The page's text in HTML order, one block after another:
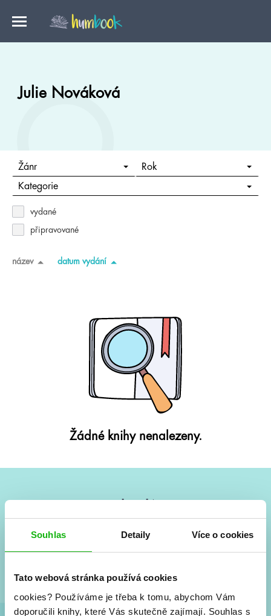
Souhlas Detaily Více o cookies
Tato webová stránka používá cookies
cookies? Používáme je třeba k tomu, abychom Vám
doporučili knihy, které Vás skutečně zajímají. Souhlas s
Julie Nováková
Žánr Rok
Kategorie
vydané
připravované
název datum vydání
Žádné knihy nenalezeny.
Vše kolem #youngadult každý měsíc rovnou do mailu!
a seriálové adaptace a další.